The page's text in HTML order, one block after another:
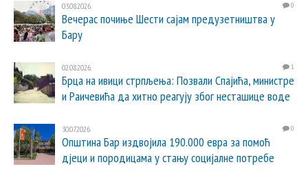
03.08.2026. 0
Вечерас почиње Шести сајам предузетништва у
Бару
02.08.2026. 1
Брца на ивици стрпљења: Позвали Спајића, министре
и Раичевића да хитно реагују због несташице воде
30.07.2026. 0
Општина Бар издвојила 190.000 евра за помоћ
дјеци и породицама у стању социјалне потребе